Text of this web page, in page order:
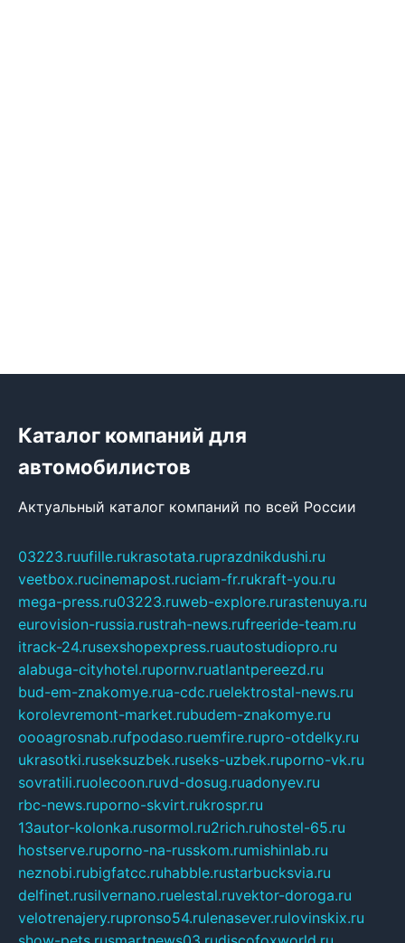
Каталог компаний для
автомобилистов
Актуальный каталог компаний по всей России
03223.ruufille.rukrasotata.ruprazdnikdushi.ru
veetbox.rucinemapost.ruciam-fr.rukraft-you.ru
mega-press.ru03223.ruweb-explore.rurastenuya.ru
eurovision-russia.rustrah-news.rufreeride-team.ru
itrack-24.rusexshopexpress.ruautostudiopro.ru
alabuga-cityhotel.rupornv.ruatlantpereezd.ru
bud-em-znakomye.rua-cdc.ruelektrostal-news.ru
korolevremont-market.rubudem-znakomye.ru
oooagrosnab.rufpodaso.ruemfire.rupro-otdelky.ru
ukrasotki.ruseksuzbek.ruseks-uzbek.ruporno-vk.ru
sovratili.ruolecoon.ruvd-dosug.ruadonyev.ru
rbc-news.ruporno-skvirt.rukrospr.ru
13autor-kolonka.rusormol.ru2rich.ruhostel-65.ru
hostserve.ruporno-na-russkom.rumishinlab.ru
neznobi.rubigfatcc.ruhabble.rustarbucksvia.ru
delfinet.rusilvernano.ruelestal.ruvektor-doroga.ru
velotrenajery.rupronso54.rulenasever.rulovinskix.ru